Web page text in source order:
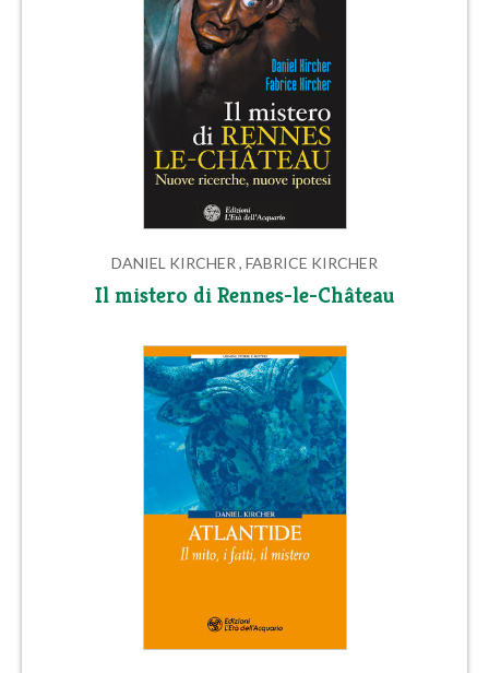
DANIEL KIRCHER , FABRICE KIRCHER
Il mistero di Rennes-le-Château